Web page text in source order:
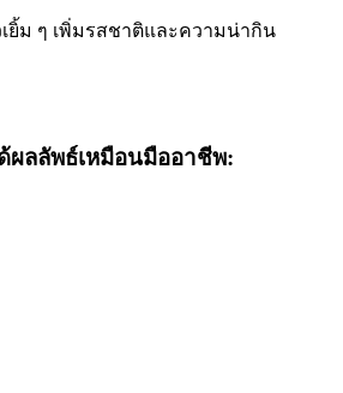
ยิ้ม ๆ เพิ่มรสชาติและความน่ากิน
ลลัพธ์เหมือนมืออาชีพ: